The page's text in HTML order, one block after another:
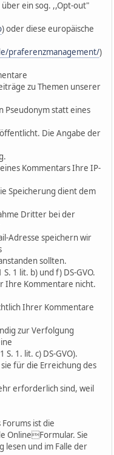
ein sog. ,,Opt-out"
) oder diese europäische
praferenzmanagement/)
zu Themen unserer
Pseudonym statt eines
Die Angabe der
Kommentars Ihre IP-
Speicherung dient dem
Dritter bei der
Adresse speichern wir
sollten.
1 lit. b) und f) DS-GVO.
Ihre Kommentare nicht.
Ihrer Kommentare
zur Verfolgung
1. lit. c) DS-GVO).
für die Erreichung des
erforderlich sind, weil
ist die
OnlineFormular. Sie
lesen und im Falle der